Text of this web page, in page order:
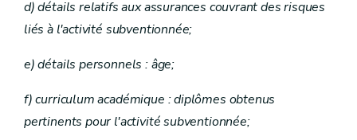
d) détails relatifs aux assurances couvrant des risques
liés à l'activité subventionnée;
e) détails personnels : âge;
f) curriculum académique : diplômes obtenus
pertinents pour l'activité subventionnée;